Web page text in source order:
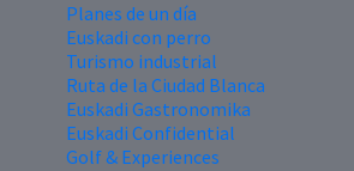
Planes de un día
Euskadi con perro
Turismo industrial
Ruta de la Ciudad Blanca
Euskadi Gastronomika
Euskadi Confidential
Golf & Experiences